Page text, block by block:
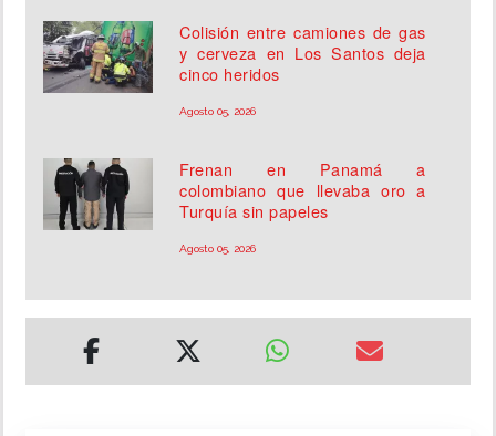
Colisión entre camiones de gas
y cerveza en Los Santos deja
cinco heridos
Agosto 05, 2026
Frenan en Panamá a
colombiano que llevaba oro a
Turquía sin papeles
Agosto 05, 2026